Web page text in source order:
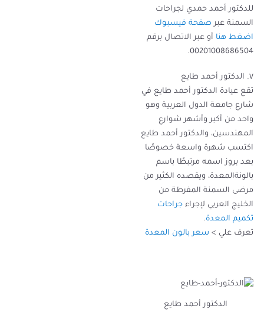
للدكتور أحمد حمدي لجراحات
السمنة عبر صفحة فيسبوك
اضغط هنا أو عبر الاتصال برقم
00201008686504.
٧. الدكتور أحمد طايع
تقع عيادة الدكتور أحمد طايع في
شارع جامعة الدول العربية وهو
واحد من أكبر وأشهر شوارع
المهندسين، والدكتور أحمد طايع
اكتسب شهرة واسعة خصوصًا
بعد بروز اسمه مرتبطًا باسم
بالونةالمعدة، ويقصده الكثير من
مرضى السمنة المفرطة من
الخليج العربي لإجراء جراحات
تكميم المعدة.
تعرف علي > سعر بالون المعدة
الدكتور أحمد طايع